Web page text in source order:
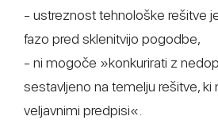
- ustreznost tehnološke rešitve
fazo pred sklenitvijo pogodbe,
- ni mogoče »konkurirati z
sestavljeno na temelju rešitve, ki
veljavnimi predpisi«.